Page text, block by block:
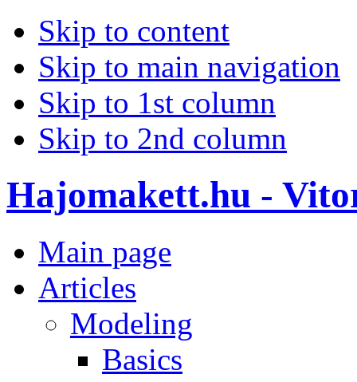
Skip to content
Skip to main navigation
Skip to 1st column
Skip to 2nd column
Hajomakett.hu -
Main page
Articles
Modeling
Basics